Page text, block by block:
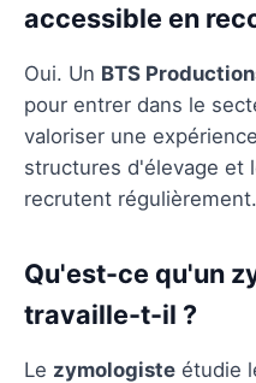
accessible en
Oui. Un BTS
pour entrer dans le
valoriser une
structures d'élevage et
recrutent régulièrement.
Qu'est-ce qu'un
travaille-t-il ?
Le zymologiste étudie